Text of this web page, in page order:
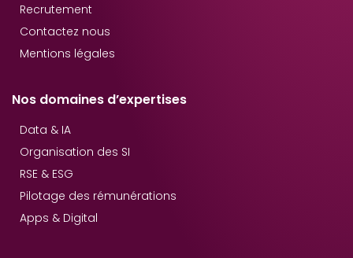
Recrutement
Contactez nous
Mentions légales
Nos domaines d’expertises
Data & IA
Organisation des SI
RSE & ESG
Pilotage des rémunérations
Apps & Digital